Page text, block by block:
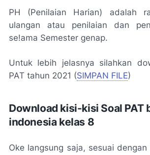
PH (Penilaian Harian) adalah
ulangan atau penilaian dan
se!ama Semester genap.
Untuk lebih jelasnya silahkan
PAT tahun 2021 (SIMPAN FILE)
Download kisi-kisi Soal PAT
indonesia kelas 8
Oke langsung saja, sesuai